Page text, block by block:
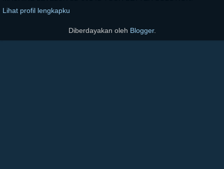
Lihat profil lengkapku
Diberdayakan oleh Blogger.